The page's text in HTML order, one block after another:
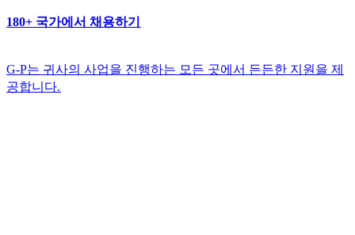
180+ 국가에서 채용하기​​
G-P는 귀사의 사업을 진행하는 모든 곳에서 든든한 지원을 제
공합니다.​​